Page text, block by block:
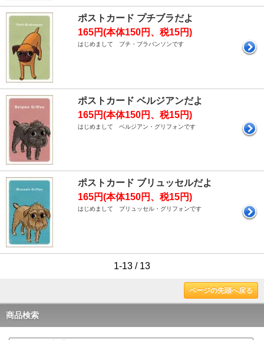
ポストカード プチブラだよ
165円(本体150円、税15円)
はじめまして プチ・ブラバンソンです
ポストカード ベルジアンだよ
165円(本体150円、税15円)
はじめまして ベルジアン・グリフォンです
ポストカード ブリュッセルだよ
165円(本体150円、税15円)
はじめまして ブリュッセル・グリフォンです
1-13 / 13
ページの先頭へ戻る
商品検索